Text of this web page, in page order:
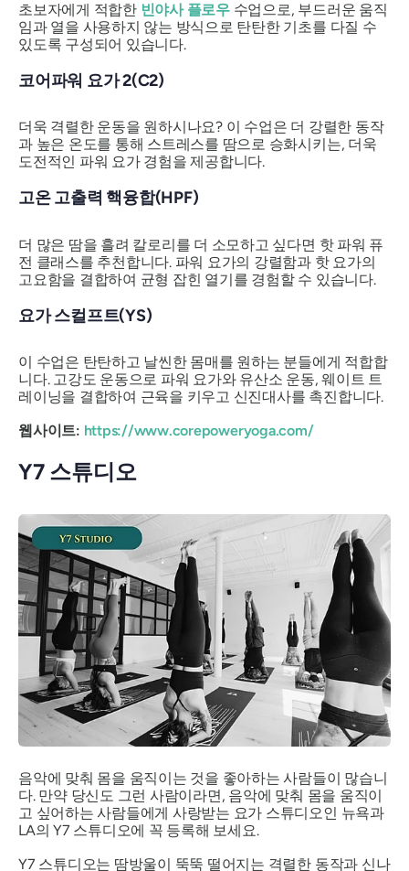
초보자에게 적합한 빈야사 플로우수업으로, 부드러운 움직
임과 열을 사용하지 않는 방식으로 탄탄한 기초를 다질 수
있도록 구성되어 있습니다.
코어파워 요가 2(C2)
더욱 격렬한 운동을 원하시나요? 이 수업은 더 강렬한 동작
과 높은 온도를 통해 스트레스를 땀으로 승화시키는, 더욱
도전적인 파워 요가 경험을 제공합니다.
고온 고출력 핵융합(HPF)
더 많은 땀을 흘려 칼로리를 더 소모하고 싶다면 핫 파워 퓨
전 클래스를 추천합니다. 파워 요가의 강렬함과 핫 요가의
고요함을 결합하여 균형 잡힌 열기를 경험할 수 있습니다.
요가 스컬프트(YS)
이 수업은 탄탄하고 날씬한 몸매를 원하는 분들에게 적합합
니다. 고강도 운동으로 파워 요가와 유산소 운동, 웨이트 트
레이닝을 결합하여 근육을 키우고 신진대사를 촉진합니다.
웹사이트: https://www.corepoweryoga.com/
Y7 스튜디오
음악에 맞춰 몸을 움직이는 것을 좋아하는 사람들이 많습니
다. 만약 당신도 그런 사람이라면, 음악에 맞춰 몸을 움직이
고 싶어하는 사람들에게 사랑받는 요가 스튜디오인 뉴욕과
LA의 Y7 스튜디오에 꼭 등록해 보세요.
Y7 스튜디오는 땀방울이 뚝뚝 떨어지는 격렬한 동작과 신나